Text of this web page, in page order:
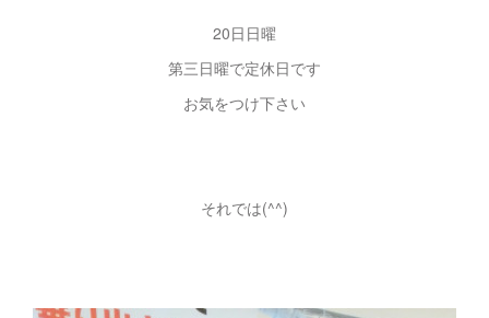
20日日曜
第三日曜で定休日です
お気をつけ下さい
それでは(^^)